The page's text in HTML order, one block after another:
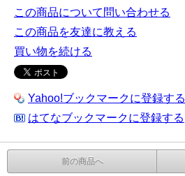
この商品について問い合わせる
この商品を友達に教える
買い物を続ける
Yahoo!ブックマークに登録する
はてなブックマークに登録する
前の商品へ